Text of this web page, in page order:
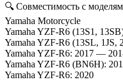
🔍 Совместимость с
Yamaha Motorcycle
Yamaha YZF-R6 (13S1,
Yamaha YZF-R6 (13SL,
Yamaha YZF-R6: 2017 —
Yamaha YZF-R6 (BN6H):
Yamaha YZF-R6: 2020